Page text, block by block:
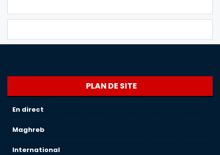
PLAN DE SITE
En direct
Maghreb
International